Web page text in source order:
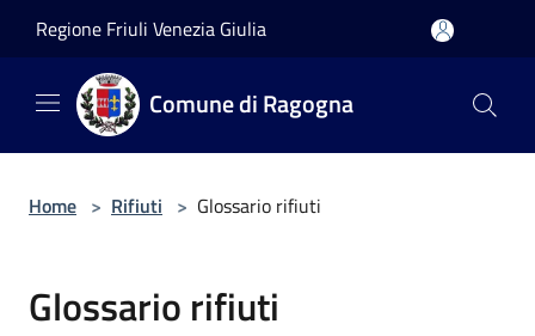
Regione Friuli Venezia Giulia
Comune di Ragogna
Home > Rifiuti > Glossario rifiuti
Glossario rifiuti